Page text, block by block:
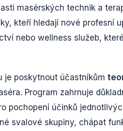
masérských technik a
kteří hledají nové profesní
nebo wellness služeb,
je poskytnout účastníkům
Program zahrnuje
pochopení účinků
svalové skupiny, chápat